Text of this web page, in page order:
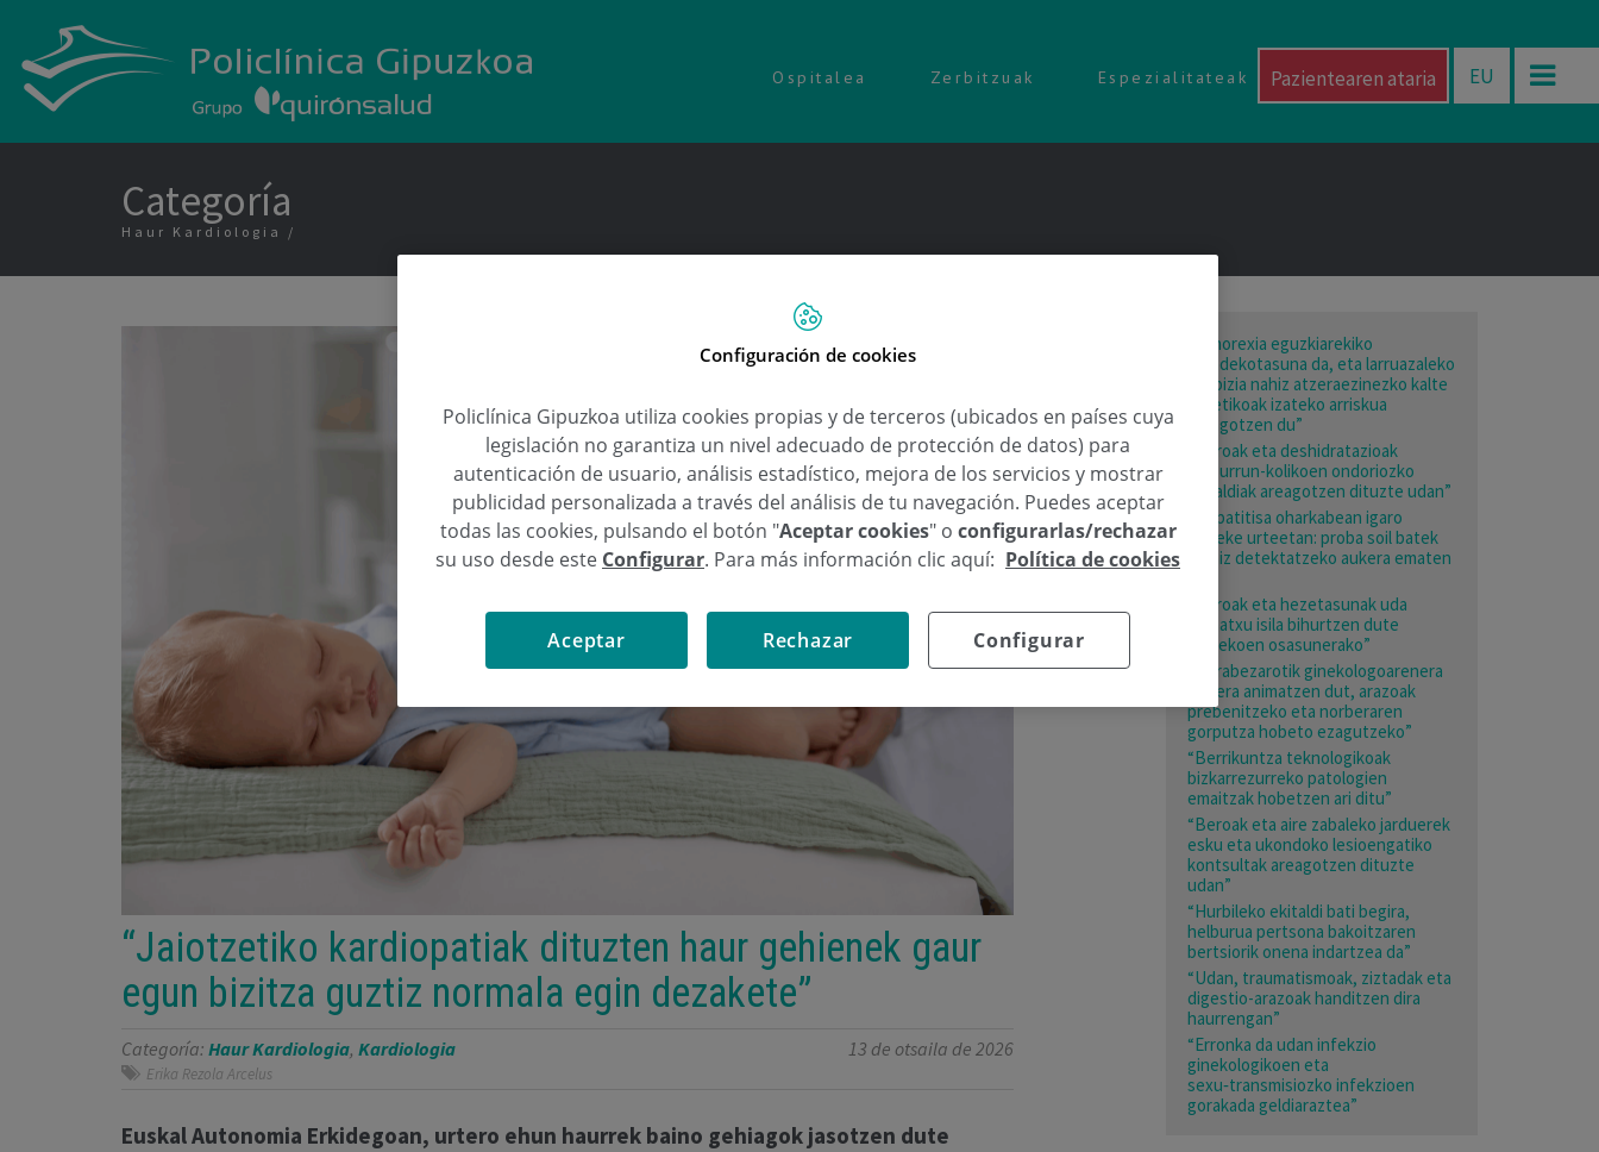
Ospitalea Zerbitzuak Espezialitateak Pazientearen ataria EU
Categoría
Haur Kardiologia
“Jaiotzetiko kardiopatiak dituzten haur gehienek gaur
egun bizitza guztiz normala egin dezakete”
Categoría: Haur Kardiologia, Kardiologia 13 de otsaila de 2026
Erika Rezola Arcelus
Euskal Autonomia Erkidegoan, urtero ehun haurrek baino gehiagok jasotzen dute
“Tanorexia eguzkiarekiko
mendekotasuna da, eta larruazaleko
minbizia nahiz atzeraezinezko kalte
estetikoak izateko arriskua
areagotzen du”
“Beroak eta deshidratazioak
giltzurrun-kolikoen ondoriozko
larrialdiak areagotzen dituzte udan”
“Hepatitisa oharkabean igaro
daiteke urteetan: proba soil batek
garaiz detektatzeko aukera ematen
“Beroak eta hezetasunak uda
mehatxu isila bihurtzen dute
adinekoen osasunerako”
“Nerabezarotik ginekologoarenera
joatera animatzen dut, arazoak
prebenitzeko eta norberaren
gorputza hobeto ezagutzeko”
“Berrikuntza teknologikoak
bizkarrezurreko patologien
emaitzak hobetzen ari ditu”
“Beroak eta aire zabaleko jarduerek
esku eta ukondoko lesioengatiko
kontsultak areagotzen dituzte
udan”
“Hurbileko ekitaldi bati begira,
helburua pertsona bakoitzaren
bertsiorik onena indartzea da”
“Udan, traumatismoak, ziztadak eta
digestio-arazoak handitzen dira
haurrengan”
“Erronka da udan infekzio
ginekologikoen eta
sexu‑transmisiozko infekzioen
gorakada geldiaraztea”
Configuración de cookies
Policlínica Gipuzkoa utiliza cookies propias y de terceros (ubicados en países cuya
legislación no garantiza un nivel adecuado de protección de datos) para
autenticación de usuario, análisis estadístico, mejora de los servicios y mostrar
publicidad personalizada a través del análisis de tu navegación. Puedes aceptar
todas las cookies, pulsando el botón "Aceptar cookies" o configurarlas/rechazar
su uso desde este Configurar. Para más información clic aquí: Política de cookies
Configurar
Rechazar
Aceptar